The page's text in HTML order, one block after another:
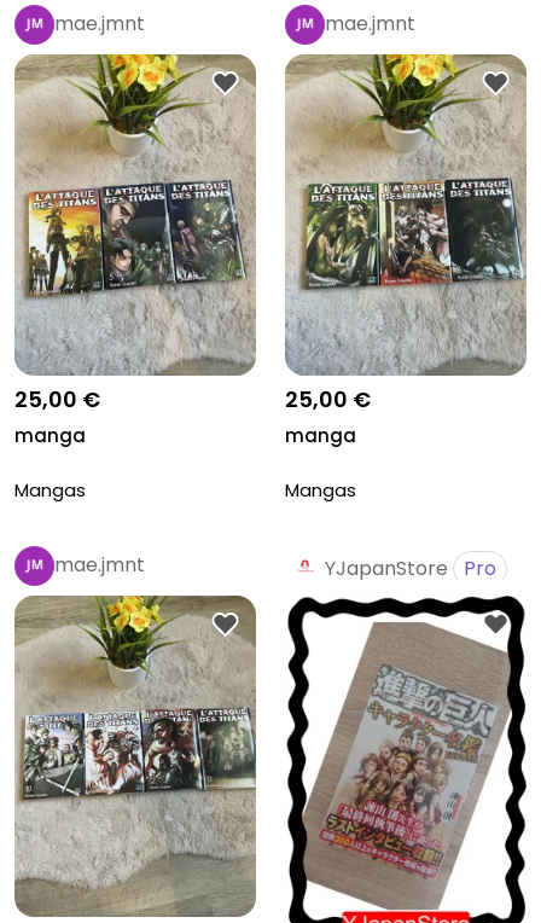
mae.jmnt
25,00 €
manga
Mangas
mae.jmnt
25,00 €
manga
Mangas
mae.jmnt YJapanStore Pro